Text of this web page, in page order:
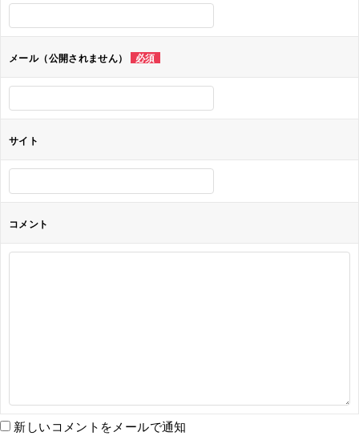
シ
ョ
ン
メール（公開されません） 必須
サイト
コメント
新しいコメントをメールで通知